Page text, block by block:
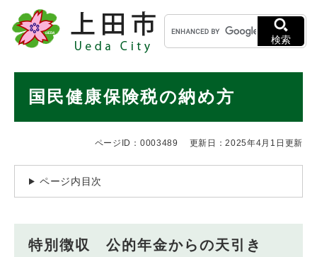
メニューを飛ばして本文へ
キ
ー
ワ
検
検索
国民健康保険税の納め方
ページID：0003489 更新日：2025年4月1日更新
ページ内目次
特別徴収 公的年金からの天引き